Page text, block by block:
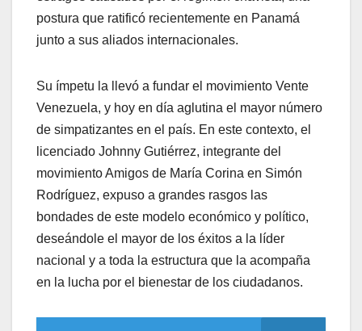
postura que ratificó recientemente en Panamá
junto a sus aliados internacionales.
​Su ímpetu la llevó a fundar el movimiento Vente
Venezuela, y hoy en día aglutina el mayor número
de simpatizantes en el país. En este contexto, el
licenciado Johnny Gutiérrez, integrante del
movimiento Amigos de María Corina en Simón
Rodríguez, expuso a grandes rasgos las
bondades de este modelo económico y político,
deseándole el mayor de los éxitos a la líder
nacional y a toda la estructura que la acompaña
en la lucha por el bienestar de los ciudadanos.